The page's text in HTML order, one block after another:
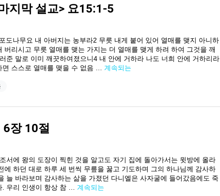
지막 설교> 요15:1-5
도나무요 내 아버지는 농부라2 무릇 내게 붙어 있어 열매를 맺지 아니하
버리시고 무릇 열매를 맺는 가지는 더 열매를 맺게 하려 하여 그것을 깨
준 말로 이미 깨끗하여졌으니4 내 안에 거하라 나도 너희 안에 거하리라
스스로 열매를 맺을 수 없음 … 계속되는
6장 10절
서에 왕의 도장이 찍힌 것을 알고도 자기 집에 돌아가서는 윗방에 올라
에 하던 대로 하루 세 번씩 무릎을 꿇고 기도하며 그의 하나님께 감사하
늘 바라보며 감사하는 삶을 가졌던 다니엘은 사자굴에 들어갔음에도 죽
. 우리 인생이 항상 참 … 계속되는